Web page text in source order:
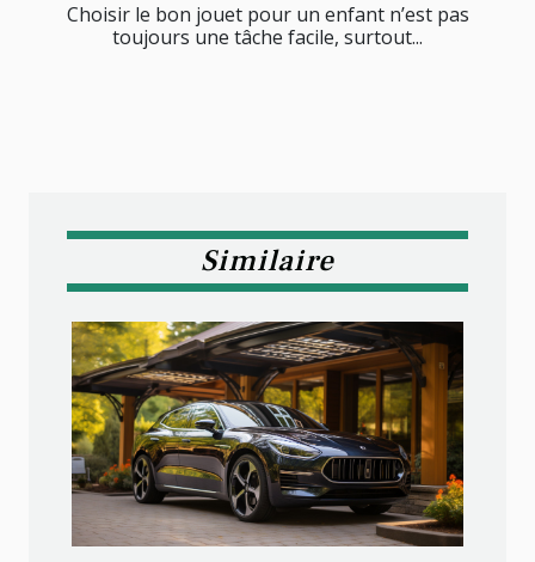
Choisir le bon jouet pour un enfant n’est pas
toujours une tâche facile, surtout...
Similaire